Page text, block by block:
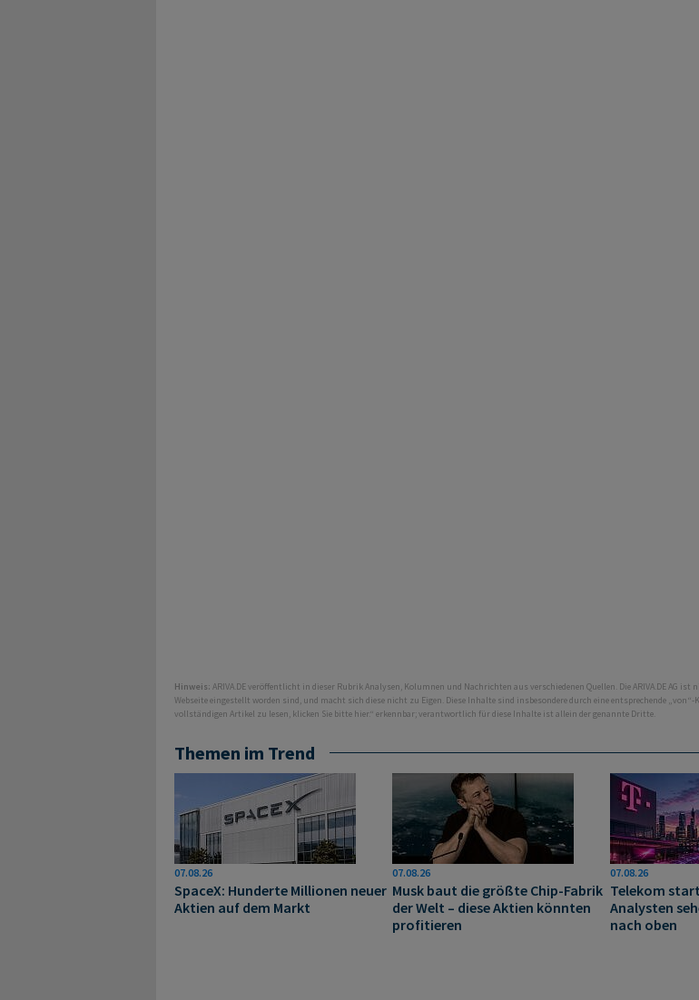
Hinweis: ARIVA.DE veröffentlicht in dieser Rubrik Analysen, Kolumnen und Nachrichten aus verschiedenen Quellen. Die ARIVA.DE AG
Webseite eingestellt worden sind, und macht sich diese nicht zu Eigen. Diese Inhalte sind insbesondere durch eine entsprechende
vollständigen Artikel zu lesen, klicken Sie bitte hier.“ erkennbar; verantwortlich für diese Inhalte ist allein der genannte Dritte.
Themen im Trend
07.08.26
SpaceX: Hunderte Millionen neuer
Aktien auf dem Markt
07.08.26
Musk baut die größte Chip-Fabrik
der Welt – diese Aktien könnten
profitieren
07.08.26
Telekom
Analysten
nach oben